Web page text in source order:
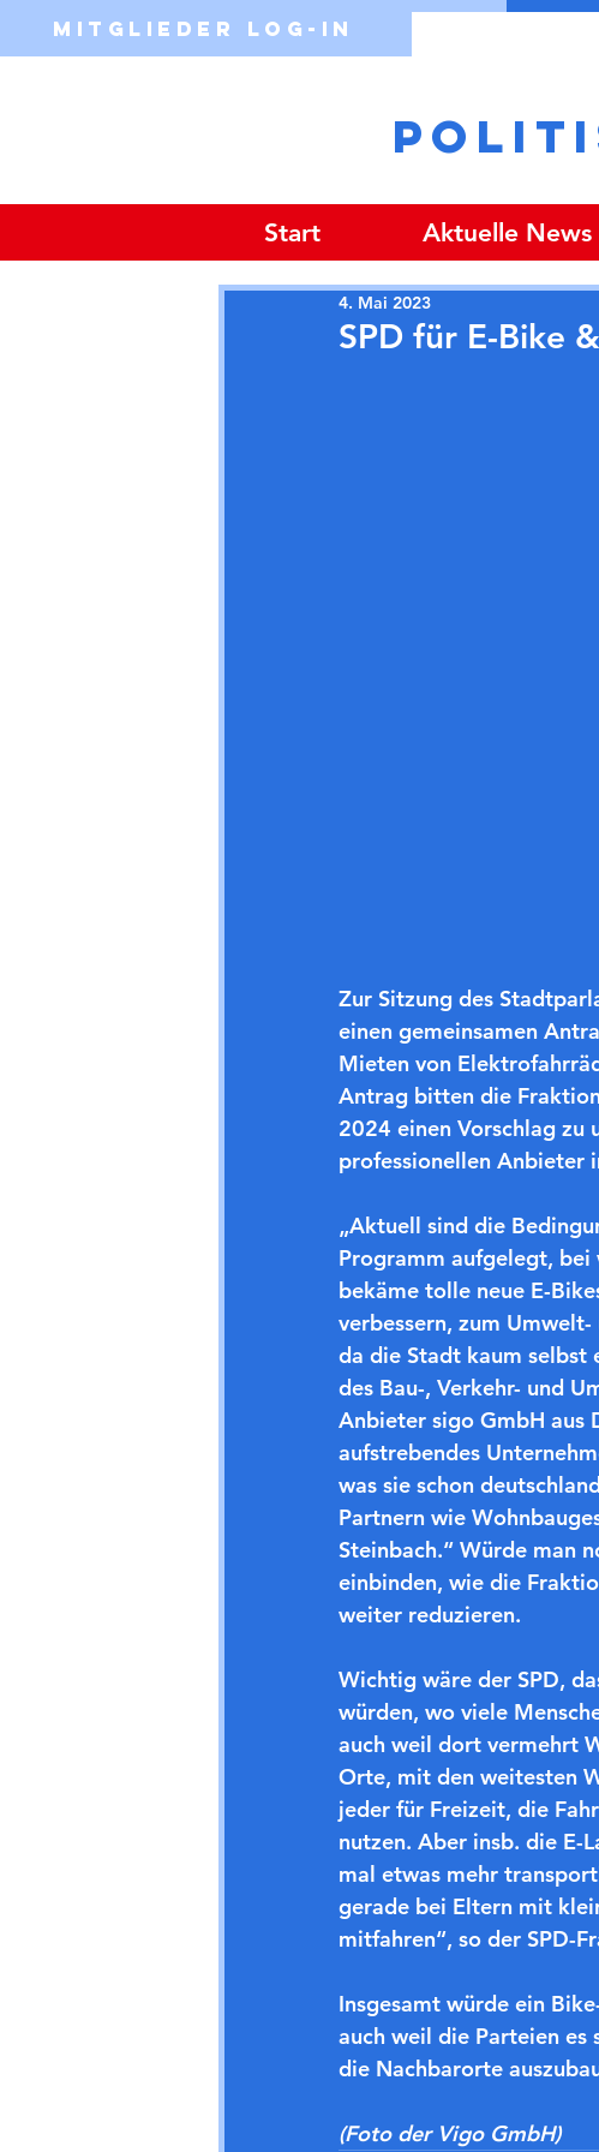
Mitglieder Log-in
Start Aktuelle News
SPD für E-Bike
4. Mai 2023
Zur Sitzung des
einen gemeinsamen
Mieten von
Antrag bitten die
2024 einen Vorschlag zu
professionellen Anbieter
„Aktuell sind die
Programm aufgelegt, bei
bekäme tolle neue E-
verbessern, zum
da die Stadt kaum selbst
des Bau-, Verkehr- und
Anbieter sigo GmbH aus
aufstrebendes
was sie schon
Partnern wie
Steinbach.“ Würde man
einbinden, wie die
weiter reduzieren.
Wichtig wäre der SPD,
würden, wo viele
auch weil dort vermehrt
Orte, mit den weitesten
jeder für Freizeit, die
nutzen. Aber insb. die E-
mal etwas mehr
gerade bei Eltern mit
mitfahren“, so der SPD-
Insgesamt würde ein
auch weil die Parteien es
die Nachbarorte
(Foto der Vigo GmbH)